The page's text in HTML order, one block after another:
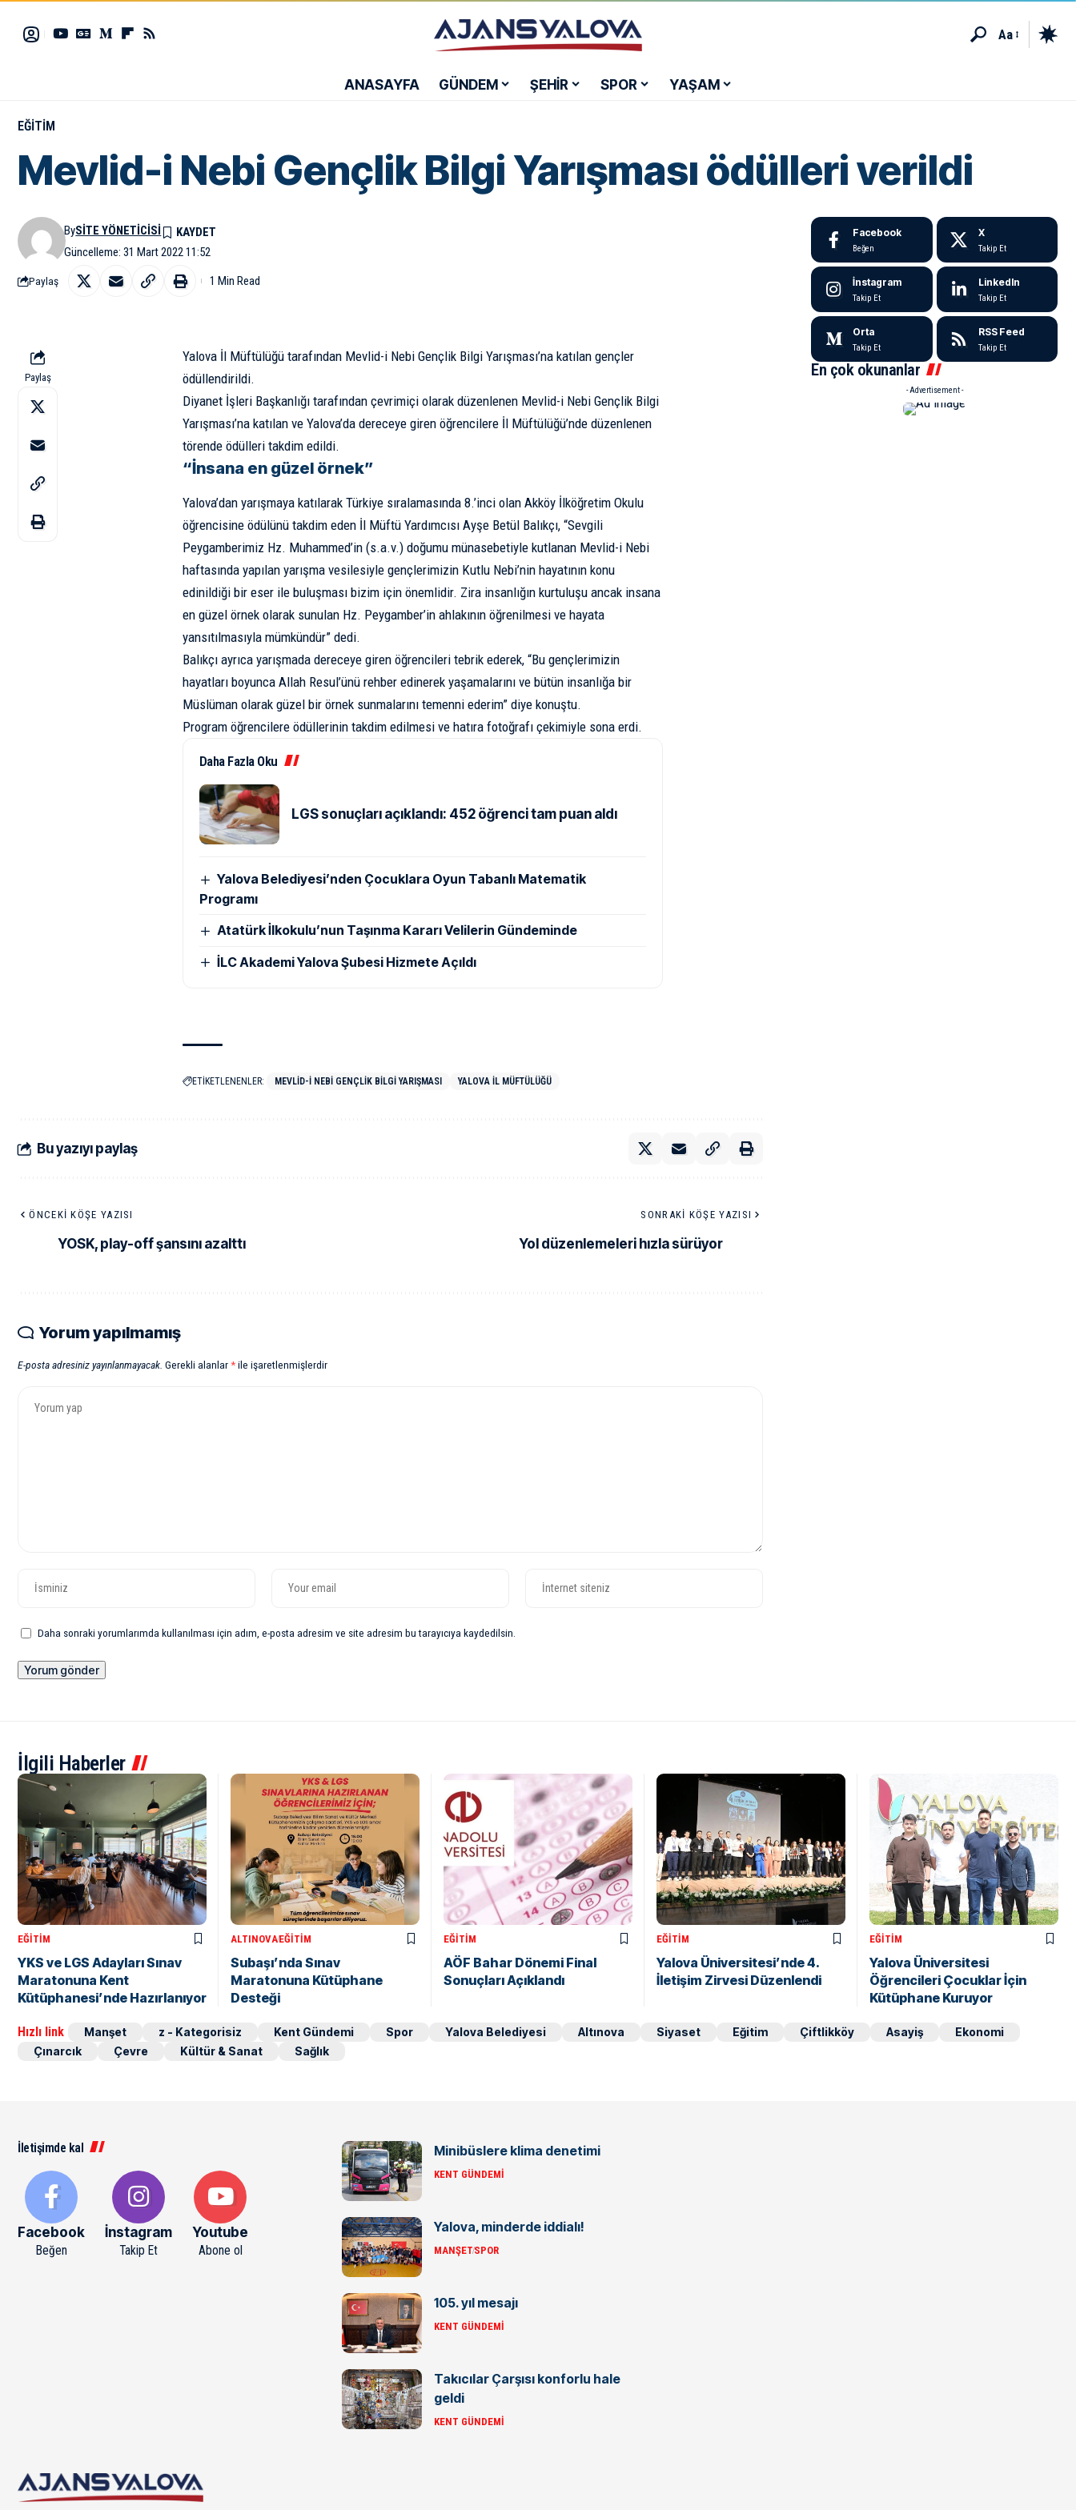
Aa
ANASAYFA GÜNDEM ŞEHİR SPOR YAŞAM
EĞITIM
Mevlid-i Nebi Gençlik Bilgi Yarışması ödülleri verildi
Güncelleme: 31 Mart 2022 11:52
BySITE YÖNETICISI
Paylaş 1 Min Read
Paylaş
Yalova İl Müftülüğü tarafından Mevlid-i Nebi Gençlik Bilgi Yarışması’na katılan gençler
ödüllendirildi.
Diyanet İşleri Başkanlığı tarafından çevrimiçi olarak düzenlenen Mevlid-i Nebi Gençlik Bilgi
Yarışması’na katılan ve Yalova’da dereceye giren öğrencilere İl Müftülüğü’nde düzenlenen
törende ödülleri takdim edildi.
“İnsana en güzel örnek”
Yalova’dan yarışmaya katılarak Türkiye sıralamasında 8.’inci olan Akköy İlköğretim Okulu
öğrencisine ödülünü takdim eden İl Müftü Yardımcısı Ayşe Betül Balıkçı, “Sevgili
Peygamberimiz Hz. Muhammed’in (s.a.v.) doğumu münasebetiyle kutlanan Mevlid-i Nebi
haftasında yapılan yarışma vesilesiyle gençlerimizin Kutlu Nebi’nin hayatının konu
edinildiği bir eser ile buluşması bizim için önemlidir. Zira insanlığın kurtuluşu ancak insana
en güzel örnek olarak sunulan Hz. Peygamber’in ahlakının öğrenilmesi ve hayata
yansıtılmasıyla mümkündür” dedi.
Balıkçı ayrıca yarışmada dereceye giren öğrencileri tebrik ederek, “Bu gençlerimizin
hayatları boyunca Allah Resul’ünü rehber edinerek yaşamalarını ve bütün insanlığa bir
Müslüman olarak güzel bir örnek sunmalarını temenni ederim” diye konuştu.
Program öğrencilere ödüllerinin takdim edilmesi ve hatıra fotoğrafı çekimiyle sona erdi.
Daha Fazla Oku
LGS sonuçları açıklandı: 452 öğrenci tam puan aldı
Yalova Belediyesi’nden Çocuklara Oyun Tabanlı Matematik
Programı
Atatürk İlkokulu’nun Taşınma Kararı Velilerin Gündeminde
İLC Akademi Yalova Şubesi Hizmete Açıldı
ETİKETLENENLER: MEVLID-I NEBI GENÇLIK BILGI YARIŞMASI YALOVA İL MÜFTÜLÜĞÜ
Bu yazıyı paylaş
ÖNCEKI KÖŞE YAZISI
YOSK, play-off şansını azalttı
SONRAKI KÖŞE YAZISI
Yol düzenlemeleri hızla sürüyor
Yorum yapılmamış
E-posta adresiniz yayınlanmayacak. Gerekli alanlar*ile işaretlenmişlerdir
Daha sonraki yorumlarımda kullanılması için adım, e-posta adresim ve site adresim bu tarayıcıya kaydedilsin.
Facebook
Beğen
X
Takip Et
İnstagram
Takip Et
LinkedIn
Takip Et
Orta
Takip Et
RSS Feed
Takip Et
En çok okunanlar
- Advertisement -
İlgili Haberler
EĞITIM
YKS ve LGS Adayları Sınav
Maratonuna Kent
Kütüphanesi’nde Hazırlanıyor
ALTINOVAEĞITIM
Subaşı’nda Sınav
Maratonuna Kütüphane
Desteği
EĞITIM
AÖF Bahar Dönemi Final
Sonuçları Açıklandı
EĞITIM
Yalova Üniversitesi’nde 4.
İletişim Zirvesi Düzenlendi
EĞITIM
Yalova Üniversitesi
Öğrencileri Çocuklar İçin
Kütüphane Kuruyor
Hızlı link Manşet z - Kategorisiz Kent Gündemi Spor Yalova Belediyesi Altınova Siyaset Eğitim Çiftlikköy Asayiş
Ekonomi
Çınarcık
Çevre Kültür & Sanat Sağlık
İletişimde kal
Facebook
Beğen
İnstagram
Takip Et
Youtube
Abone ol
Minibüslere klima denetimi
KENT GÜNDEMI
Yalova, minderde iddialı!
MANŞETSPOR
105. yıl mesajı
KENT GÜNDEMI
Takıcılar Çarşısı konforlu hale
geldi
KENT GÜNDEMI